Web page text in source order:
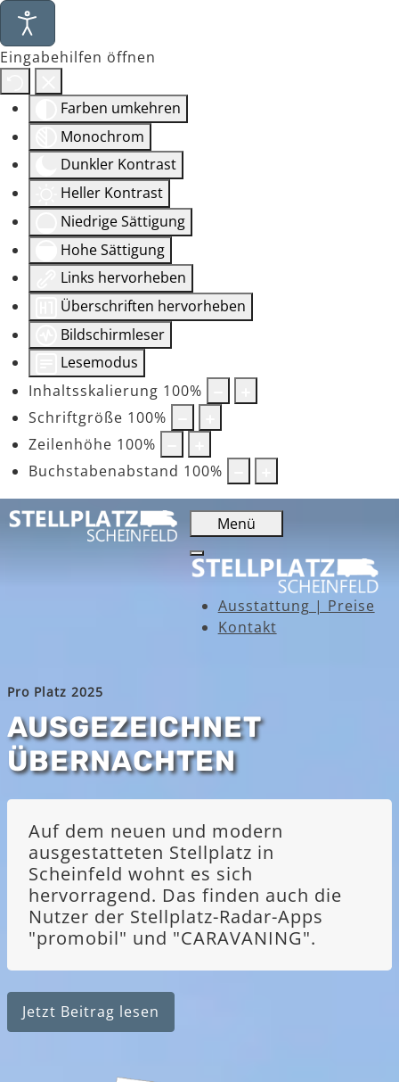
Eingabehilfen öffnen
Farben umkehren
Monochrom
Dunkler Kontrast
Heller Kontrast
Niedrige Sättigung
Hohe Sättigung
Links hervorheben
Überschriften hervorheben
Bildschirmleser
Lesemodus
Inhaltsskalierung 100%
Schriftgröße 100%
Zeilenhöhe 100%
Buchstabenabstand 100%
Menü
Ausstattung | Preise
Kontakt
Pro Platz 2025
AUSGEZEICHNET
ÜBERNACHTEN
Auf dem neuen und modern
ausgestatteten Stellplatz in
Scheinfeld wohnt es sich
hervorragend. Das finden auch die
Nutzer der Stellplatz-Radar-Apps
"promobil" und "CARAVANING".
Jetzt Beitrag lesen